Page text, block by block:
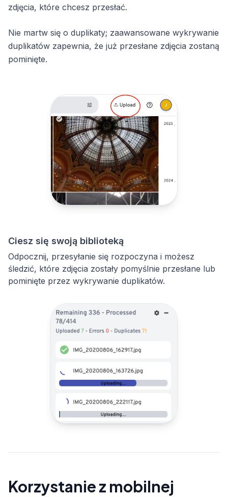
zdjęcia, które chcesz przesłać.
Nie martw się o duplikaty; zaawansowane wykrywanie
duplikatów zapewnia, że już przesłane zdjęcia zostaną
pominięte.
Ciesz się swoją biblioteką
Odpocznij, przesyłanie się rozpoczyna i możesz
śledzić, które zdjęcia zostały pomyślnie przesłane lub
pominięte przez wykrywanie duplikatów.
Korzystanie z mobilnej